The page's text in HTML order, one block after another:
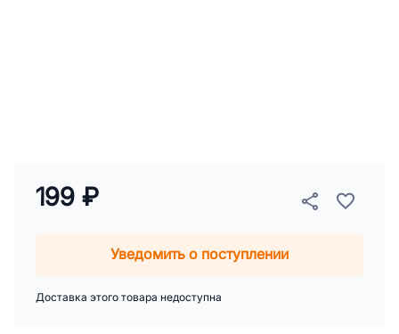
199 ₽
Уведомить о поступлении
Доставка этого товара недоступна